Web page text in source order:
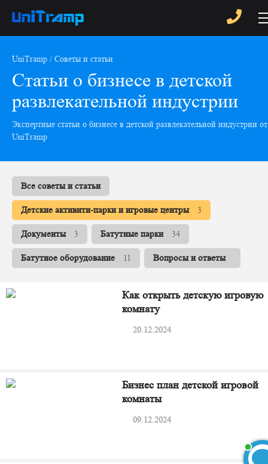
UniTramp Советы и статьи
Статьи о бизнесе в детской
развлекательной индустрии
Экспертные статьи о бизнесе в детской развлекательной индустрии от
UniTramp
Все советы и статьи
Детские активити-парки и игровые центры 3
Документы 3 Батутные парки 34
Батутное оборудование 11 Вопросы и ответы
Как открыть детскую игровую
комнату
20.12.2024
Бизнес план детской игровой
комнаты
09.12.2024